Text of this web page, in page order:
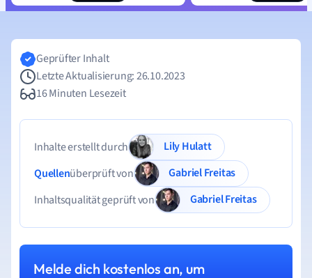
Geprüfter Inhalt
Letzte Aktualisierung: 26.10.2023
16 Minuten Lesezeit
Inhalte erstellt durch
Lily Hulatt
Quellenüberprüft von
Gabriel Freitas
Inhaltsqualität geprüft von
Gabriel Freitas
Melde dich kostenlos an, um